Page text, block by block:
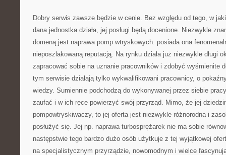
Dobry serwis zawsze będzie w cenie. Bez względu od tego, w
dana jednostka działa, jej posługi będą docenione. Niezwykle
domeną jest naprawa pomp wtryskowych. posiada ona
nieposzlakowaną reputacją. Na rynku działa już niezwykle długi
zapracować sobie na uznanie pracowników i zdobyć wyśmienite
tym serwisie działają tylko wykwalifikowani pracownicy, o
wiedzy. Sumiennie podchodzą do wykonywanej przez siebie
zaufać i w ich ręce powierzyć swój przyrząd. Mimo, że jej
pompowtryskiwaczy, to jej oferta jest niezwykle różnorodna i
posłużyć się. Jej np. naprawa turbosprężarek nie ma sobie
następstwie tego bardzo dużo osób użytkuje z tej wyjątkowej
na specjalistycznym przyrządzie, nowomodnym i wielce